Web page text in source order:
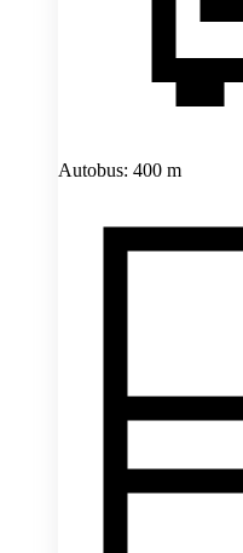
Autobus: 400 m